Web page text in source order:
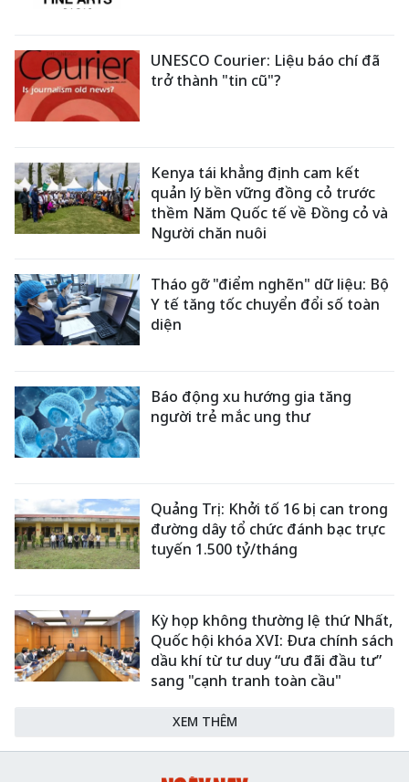
UNESCO Courier: Liệu báo chí đã
trở thành "tin cũ"?
Kenya tái khẳng định cam kết
quản lý bền vững đồng cỏ trước
thềm Năm Quốc tế về Đồng cỏ và
Người chăn nuôi
Tháo gỡ "điểm nghẽn" dữ liệu: Bộ
Y tế tăng tốc chuyển đổi số toàn
diện
Báo động xu hướng gia tăng
người trẻ mắc ung thư
Quảng Trị: Khởi tố 16 bị can trong
đường dây tổ chức đánh bạc trực
tuyến 1.500 tỷ/tháng
Kỳ họp không thường lệ thứ Nhất,
Quốc hội khóa XVI: Đưa chính sách
dầu khí từ tư duy “ưu đãi đầu tư”
sang "cạnh tranh toàn cầu"
XEM THÊM